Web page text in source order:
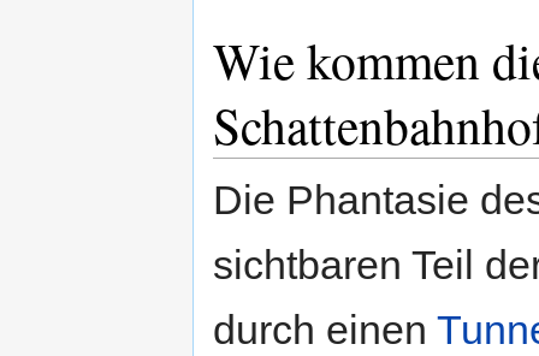
Wie kommen
Die Phantasie
sichtbaren Teil
durch einen